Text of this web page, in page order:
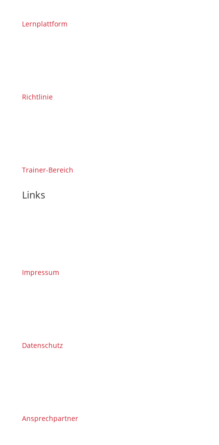
Lernplattform
Richtlinie
Trainer-Bereich
Links
Impressum
Datenschutz
Ansprechpartner